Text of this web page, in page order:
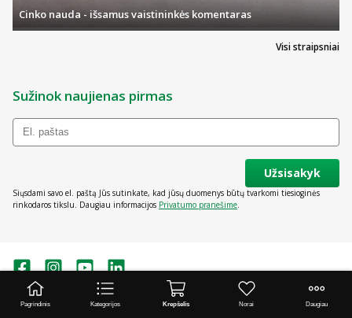
Visi straipsniai
Cinko nauda - išsamus vaistininkės komentaras
Sužinok naujienas pirmas
Užsisakyk
Siųsdami savo el. paštą Jūs sutinkate, kad jūsų duomenys būtų tvarkomi tiesioginės
rinkodaros tikslu. Daugiau informacijos Privatumo pranešime.
Pagrindinis Kategorijos Krepšelis Norai Daugiau